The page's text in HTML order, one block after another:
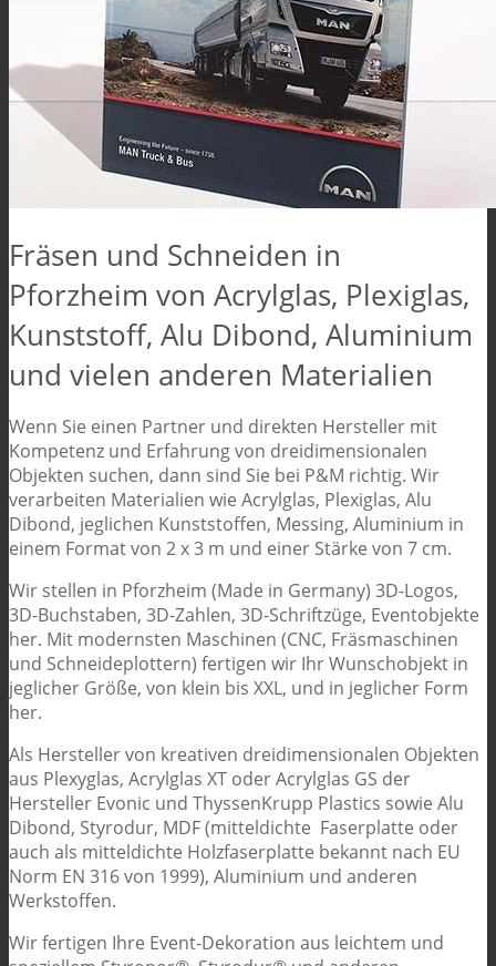
Fräsen und Schneiden in
Pforzheim von Acrylglas, Plexiglas,
Kunststoff, Alu Dibond, Aluminium
und vielen anderen Materialien
Wenn Sie einen Partner und direkten Hersteller mit
Kompetenz und Erfahrung von dreidimensionalen
Objekten suchen, dann sind Sie bei P&M richtig. Wir
verarbeiten Materialien wie Acrylglas, Plexiglas, Alu
Dibond, jeglichen Kunststoffen, Messing, Aluminium in
einem Format von 2 x 3 m und einer Stärke von 7 cm.
Wir stellen in Pforzheim (Made in Germany) 3D-Logos,
3D-Buchstaben, 3D-Zahlen, 3D-Schriftzüge, Eventobjekte
her. Mit modernsten Maschinen (CNC, Fräsmaschinen
und Schneideplottern) fertigen wir Ihr Wunschobjekt in
jeglicher Größe, von klein bis XXL, und in jeglicher Form
her.
Als Hersteller von kreativen dreidimensionalen Objekten
aus Plexyglas, Acrylglas XT oder Acrylglas GS der
Hersteller Evonic und ThyssenKrupp Plastics sowie Alu
Dibond, Styrodur, MDF (mitteldichte Faserplatte oder
auch als mitteldichte Holzfaserplatte bekannt nach EU
Norm EN 316 von 1999), Aluminium und anderen
Werkstoffen.
Wir fertigen Ihre Event-Dekoration aus leichtem und